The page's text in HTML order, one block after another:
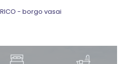
- borgo vasai